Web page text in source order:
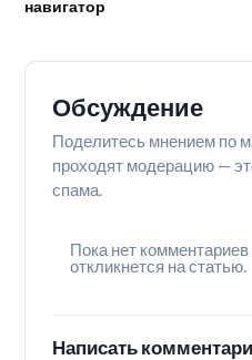
навигатор
Обсуждение
Поделитесь мнением по
проходят модерацию —
спама.
Пока нет
откликнется на статью.
Написать